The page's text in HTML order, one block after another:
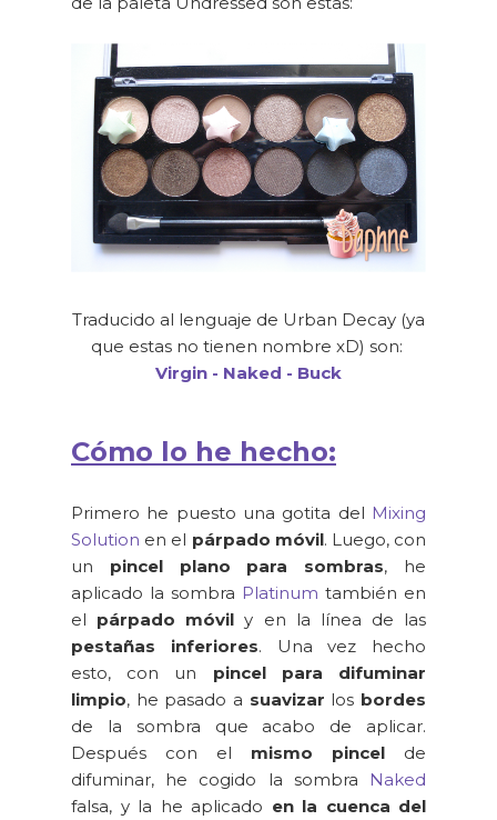
Traducido al lenguaje de Urban Decay (ya
que estas no tienen nombre xD) son:
Virgin - Naked - Buck
Cómo lo he hecho:
Primero he puesto una gotita del Mixing
Solution en el párpado móvil. Luego, con
un pincel plano para sombras, he
aplicado la sombra Platinum también en
el párpado móvil y en la línea de las
pestañas inferiores. Una vez hecho
esto, con un pincel para difuminar
limpio, he pasado a suavizar los bordes
de la sombra que acabo de aplicar.
Después con el mismo pincel de
difuminar, he cogido la sombra
Naked
falsa, y la he aplicado en la cuenca del